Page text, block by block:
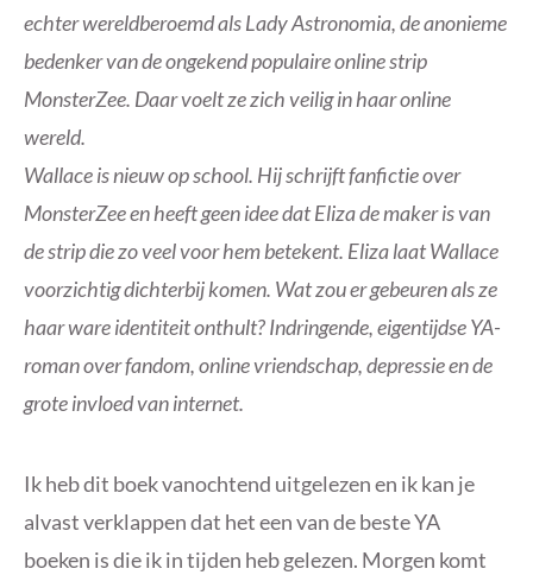
echter wereldberoemd als Lady Astronomia, de anonieme
bedenker van de ongekend populaire online strip
MonsterZee. Daar voelt ze zich veilig in haar online
wereld.
Wallace is nieuw op school. Hij schrijft fanfictie over
MonsterZee en heeft geen idee dat Eliza de maker is van
de strip die zo veel voor hem betekent. Eliza laat Wallace
voorzichtig dichterbij komen. Wat zou er gebeuren als ze
haar ware identiteit onthult? Indringende, eigentijdse YA-
roman over fandom, online vriendschap, depressie en de
grote invloed van internet.
Ik heb dit boek vanochtend uitgelezen en ik kan je
alvast verklappen dat het een van de beste YA
boeken is die ik in tijden heb gelezen. Morgen komt